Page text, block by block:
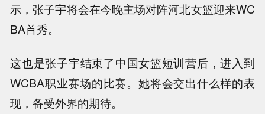
示，张子宇将会在今晚主场对阵河北女篮迎来WC
BA首秀。
这也是张子宇结束了中国女篮短训营后，进入到
WCBA职业赛场的比赛。她将会交出什么样的表
现，备受外界的期待。